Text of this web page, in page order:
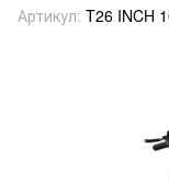
Артикул: T26 INCH